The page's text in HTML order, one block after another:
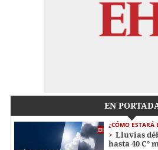
EN
¿CÓMO ESTARÁ
Lluvias
hasta 40 C°